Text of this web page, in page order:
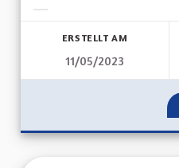
ERSTELLT AM
11/05/2023